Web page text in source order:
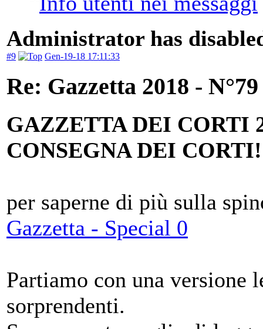
Administrator has
#9 Gen-19-18 17:11:33
Re: Gazzetta 2018 - N°79
GAZZETTA DEI CORTI
CONSEGNA DEI CORTI!
per saperne di più sulla
Gazzetta - Special 0
Partiamo con una versione
sorprendenti.